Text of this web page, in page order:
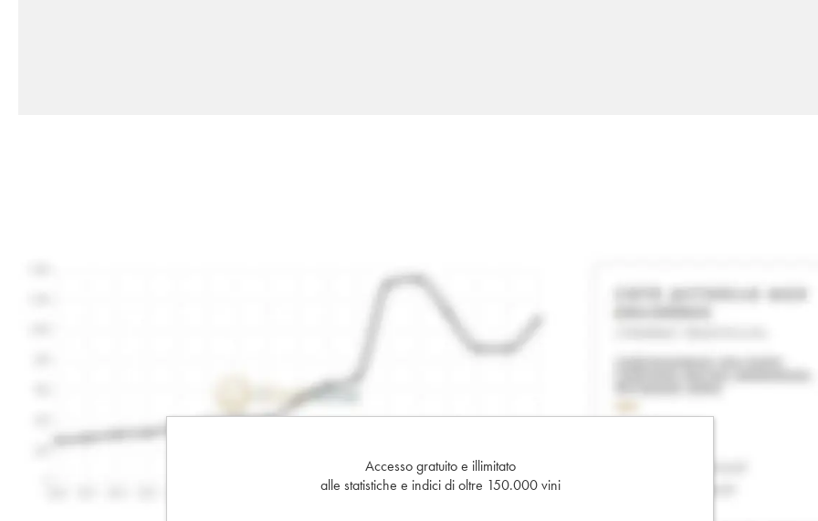
Accesso gratuito e illimitato
alle statistiche e indici di oltre 150.000 vini